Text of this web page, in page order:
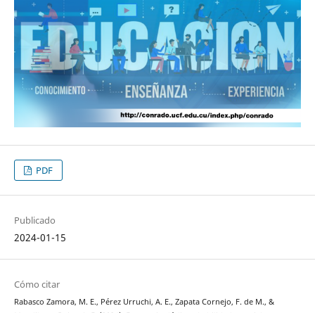
PDF
Publicado
2024-01-15
Cómo citar
Rabasco Zamora, M. E., Pérez Urruchi, A. E., Zapata Cornejo, F. de M., &